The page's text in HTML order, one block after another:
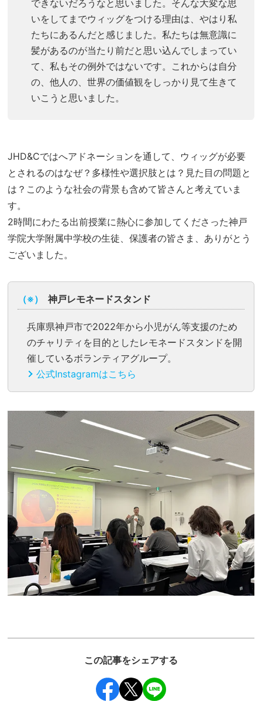
できないだろうなと思いました。そんな大変な思
いをしてまでウィッグをつける理由は、やはり私
たちにあるんだと感じました。私たちは無意識に
髪があるのが当たり前だと思い込んでしまってい
て、私もその例外ではないです。これからは自分
の、他人の、世界の価値観をしっかり見て生きて
いこうと思いました。
JHD&Cではへアドネーションを通して、ウィッグが必要
とされるのはなぜ？多様性や選択肢とは？見た目の問題と
は？このような社会の背景も含めて皆さんと考えていま
す。
2時間にわたる出前授業に熱心に参加してくださった神戸
学院大学附属中学校の生徒、保護者の皆さま、ありがとう
ございました。
（※） 神戸レモネードスタンド
兵庫県神戸市で2022年から小児がん等支援のため
のチャリティを目的としたレモネードスタンドを開
催しているボランティアグループ。
公式Instagramはこちら
この記事をシェアする